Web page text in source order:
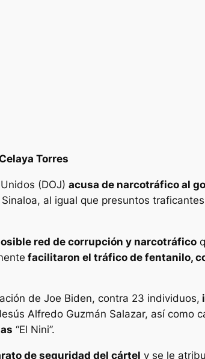
Torres
(DOJ) acusa de narcotráfico al
al igual que presuntos
red de corrupción y narcotráfico
facilitaron el tráfico de fentanilo,
de Joe Biden, contra 23 individuos,
Alfredo Guzmán Salazar, así como
“El Nini”.
de seguridad del cártel y se le